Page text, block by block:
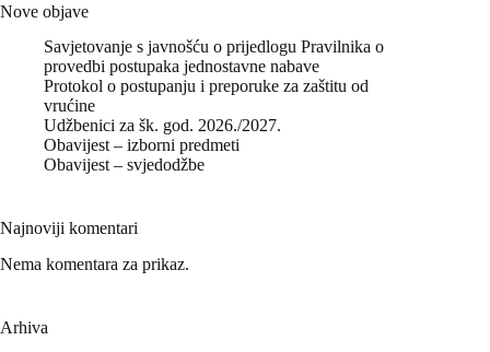
Nove objave
Savjetovanje s javnošću o prijedlogu Pravilnika o
provedbi postupaka jednostavne nabave
Protokol o postupanju i preporuke za zaštitu od
vrućine
Udžbenici za šk. god. 2026./2027.
Obavijest – izborni predmeti
Obavijest – svjedodžbe
Najnoviji komentari
Nema komentara za prikaz.
Arhiva